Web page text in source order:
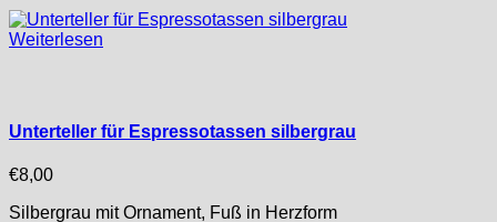
Weiterlesen
Unterteller für Espressotassen silbergrau
€8,00
Silbergrau mit Ornament, Fuß in Herzform